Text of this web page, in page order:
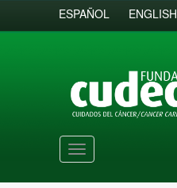
ESPAÑOL ENGLISH
Toggle
navigation